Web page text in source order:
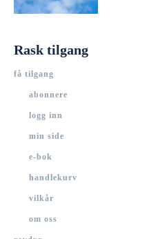
Rask tilgang
få tilgang
abonnere
logg inn
min side
e-bok
handlekurv
vilkår
om oss